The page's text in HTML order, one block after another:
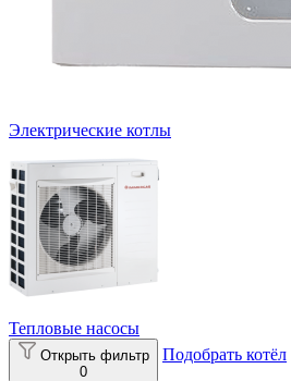
Электрические котлы
Тепловые насосы
Открыть фильтр
0
Подобрать котёл